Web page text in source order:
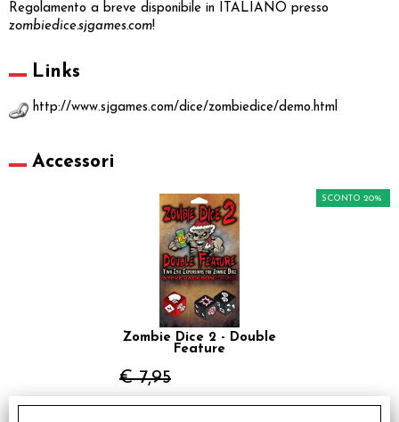
Regolamento a breve disponibile in ITALIANO presso
zombiedice.sjgames.com!
Links
http://www.sjgames.com/dice/zombiedice/demo.html
Accessori
Zombie Dice 2 - Double
Feature
€ 7,95
SCONTO 20%
€6,36